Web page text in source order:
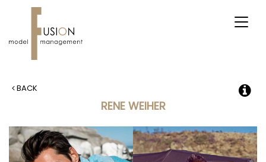
BACK
RENE WEIHER